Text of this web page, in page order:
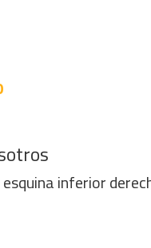
inferior